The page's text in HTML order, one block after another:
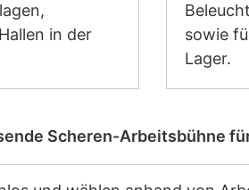
in der
sowie
Lager.
Scheren-Arbeitsbühne